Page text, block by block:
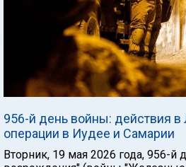
956-й день войны: действия в
операции в Иудее и Самарии
Вторник, 19 мая 2026 года, 956-й